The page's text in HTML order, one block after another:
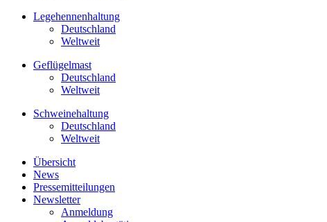
Legehennenhaltung
Deutschland
Weltweit
Geflügelmast
Deutschland
Weltweit
Schweinehaltung
Deutschland
Weltweit
Übersicht
News
Pressemitteilungen
Newsletter
Anmeldung